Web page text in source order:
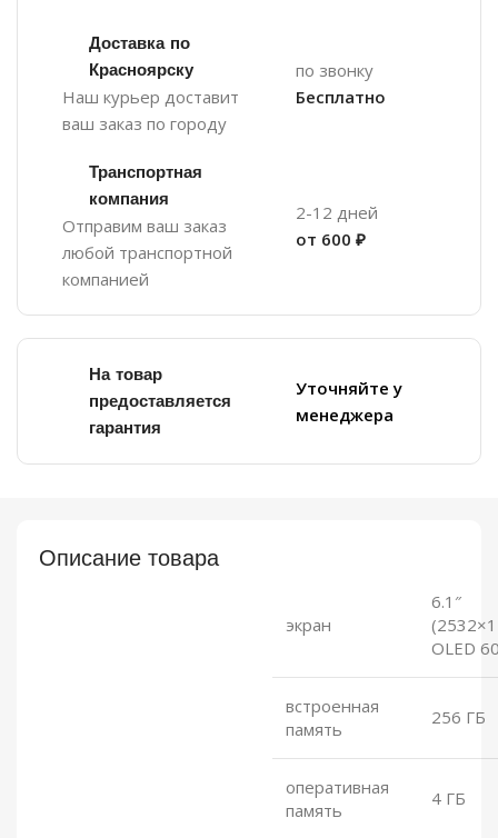
Доставка по
Красноярску
Наш курьер доставит
ваш заказ по городу
по звонку
Бесплатно
Транспортная
компания
Отправим ваш заказ
любой транспортной
компанией
2-12 дней
от 600 ₽
На товар
предоставляется
гарантия
Уточняйте у
менеджера
Описание товара
экран
6.1″
OLED
встроенная
память
256 ГБ
оперативная
память
4 ГБ